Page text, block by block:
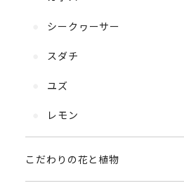
シークヮーサー
スダチ
ユズ
レモン
こだわりの花と植物